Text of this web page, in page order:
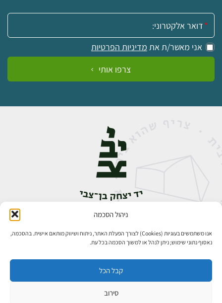
ניהול הסכמה
אנו משתמשים בעוגיות (Cookies) לצורך הפעלת האתר, ניתוח ושיווק מותאם אישית. בהסכמה,
נאסוף נתוני שימוש; ניתן לנהל או למשוך הסכמה בכל עת.
קבל הכל
סירוב
אימייל:
אני מאשר/ת את מדיניות הפרטיות
צרפו אותי
אבן גבירול 14, רחביה, ירושלים